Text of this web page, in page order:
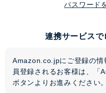
パスワード
連携サービス
Amazon.co.jpにご登録の情
員登録されるお客様は、「
ボタンよりお進みください。